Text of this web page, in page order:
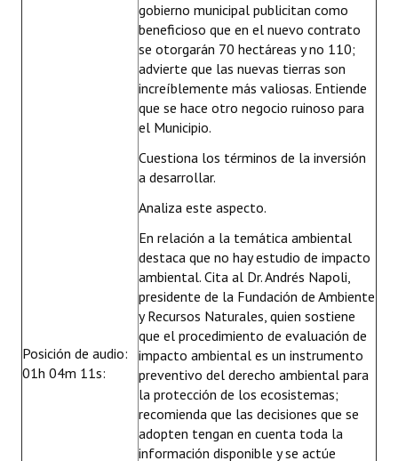
Posición de audio:
01h 04m 11s:
gobierno municipal publicitan como
beneficioso que en el nuevo contrato
se otorgarán 70 hectáreas y no 110;
advierte que las nuevas tierras son
increíblemente más valiosas. Entiende
que se hace otro negocio ruinoso para
el Municipio.
Cuestiona los términos de la inversión
a desarrollar.
Analiza este aspecto.
En relación a la temática ambiental
destaca que no hay estudio de impacto
ambiental. Cita al Dr. Andrés Napoli,
presidente de la Fundación de Ambiente
y Recursos Naturales, quien sostiene
que el procedimiento de evaluación de
impacto ambiental es un instrumento
preventivo del derecho ambiental para
la protección de los ecosistemas;
recomienda que las decisiones que se
adopten tengan en cuenta toda la
información disponible y se actúe